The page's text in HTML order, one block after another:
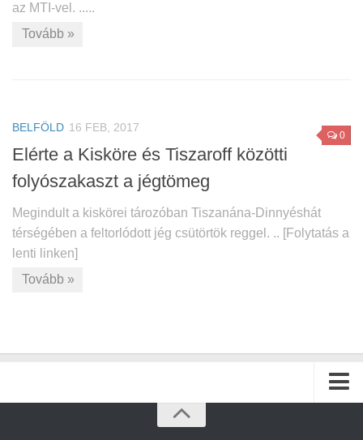
az MTI-vel. .....
Tovább »
0
BELFÖLD 16 FEB, 2017
Elérte a Kisköre és Tiszaroff közötti
folyószakaszt a jégtömeg
Megindult a kiskörei tározóban Tiszanána-Dinnyéshát
térségében a feltorlódott jég csütörtök reggel. .. [Folytatás a
lenti linken]
Tovább »